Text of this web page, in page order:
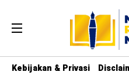
Kebijakan & Privasi